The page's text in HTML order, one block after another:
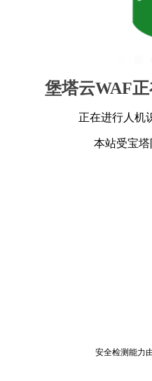
堡塔云WAF
正在进行人机
本站受宝
安全检测能力